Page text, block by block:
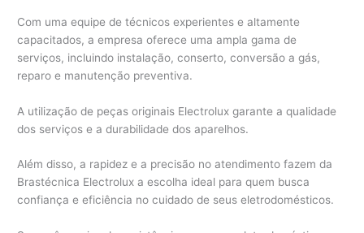
Com uma equipe de técnicos experientes e altamente
capacitados, a empresa oferece uma ampla gama de
serviços, incluindo instalação, conserto, conversão a gás,
reparo e manutenção preventiva.
A utilização de peças originais Electrolux garante a qualidade
dos serviços e a durabilidade dos aparelhos.
Além disso, a rapidez e a precisão no atendimento fazem da
Brastécnica Electrolux a escolha ideal para quem busca
confiança e eficiência no cuidado de seus eletrodomésticos.